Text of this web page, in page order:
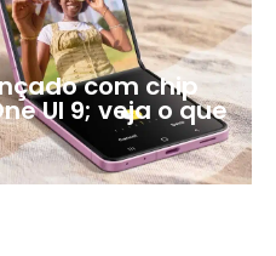
com chip
UI 9; veja o que